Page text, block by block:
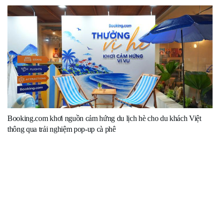
Booking.com khơi nguồn cảm hứng du lịch hè cho du khách Việt
thông qua trải nghiệm pop-up cà phê